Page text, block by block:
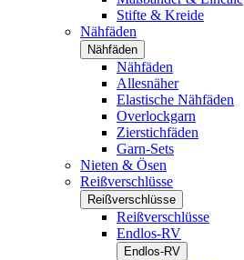
Stifte & Kreide
Nähfäden
Nähfäden
Nähfäden
Allesnäher
Elastische Nähfäden
Overlockgarn
Zierstichfäden
Garn-Sets
Nieten & Ösen
Reißverschlüsse
Reißverschlüsse
Reißverschlüsse
Endlos-RV
Endlos-RV